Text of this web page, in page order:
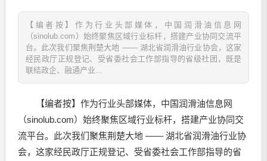
【编者按】作为行业头部媒体，中国润滑油信息网
（sinolub.com）始终聚焦区域行业标杆，搭建产业协同交流平
台。此次我们聚焦荆楚大地 —— 湖北省润滑油行业协会，这家
经民政厅正规登记、受省委社会工作部指导的省级社团，既是
联结政企、融通产业...
【编者按】作为行业头部媒体，中国润滑油信息网
（sinolub.com）始终聚焦区域行业标杆，搭建产业协同交
流平台。此次我们聚焦荆楚大地 —— 湖北省润滑油行业协
会，这家经民政厅正规登记、受省委社会工作部指导的省